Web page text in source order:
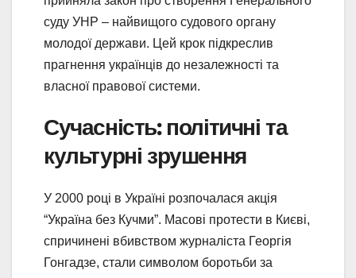
суду УНР – найвищого судового органу
молодої держави. Цей крок підкреслив
прагнення українців до незалежності та
власної правової системи.
Сучасність: політичні та
культурні зрушення
У 2000 році в Україні розпочалася акція
“Україна без Кучми”. Масові протести в Києві,
спричинені вбивством журналіста Георгія
Гонгадзе, стали символом боротьби за